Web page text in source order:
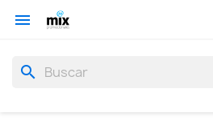

search